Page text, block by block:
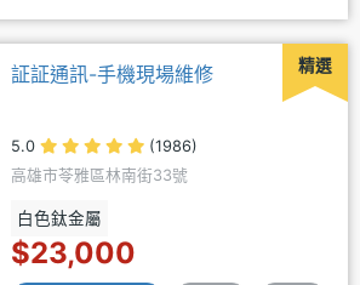
精選
証証通訊-手機現場維修
5.0
(1986)
高雄市苓雅區林南街33號
白色鈦金屬
$23,000